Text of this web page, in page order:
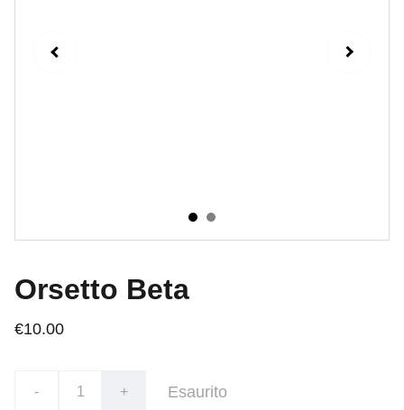
Orsetto Beta
€10.00
- + Esaurito